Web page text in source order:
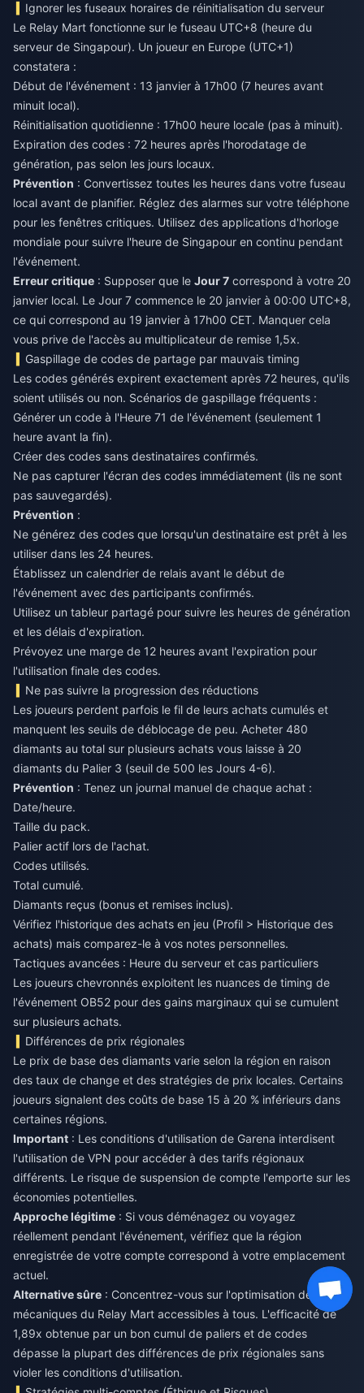
Ignorer les fuseaux horaires de réinitialisation du serveur
Le Relay Mart fonctionne sur le fuseau UTC+8 (heure du
serveur de Singapour). Un joueur en Europe (UTC+1)
constatera :
Début de l'événement : 13 janvier à 17h00 (7 heures avant
minuit local).
Réinitialisation quotidienne : 17h00 heure locale (pas à minuit).
Expiration des codes : 72 heures après l'horodatage de
génération, pas selon les jours locaux.
Prévention : Convertissez toutes les heures dans votre fuseau
local avant de planifier. Réglez des alarmes sur votre téléphone
pour les fenêtres critiques. Utilisez des applications d'horloge
mondiale pour suivre l'heure de Singapour en continu pendant
l'événement.
Erreur critique : Supposer que le Jour 7 correspond à votre 20
janvier local. Le Jour 7 commence le 20 janvier à 00:00 UTC+8,
ce qui correspond au 19 janvier à 17h00 CET. Manquer cela
vous prive de l'accès au multiplicateur de remise 1,5x.
Gaspillage de codes de partage par mauvais timing
Les codes générés expirent exactement après 72 heures, qu'ils
soient utilisés ou non. Scénarios de gaspillage fréquents :
Générer un code à l'Heure 71 de l'événement (seulement 1
heure avant la fin).
Créer des codes sans destinataires confirmés.
Ne pas capturer l'écran des codes immédiatement (ils ne sont
pas sauvegardés).
Prévention :
Ne générez des codes que lorsqu'un destinataire est prêt à les
utiliser dans les 24 heures.
Établissez un calendrier de relais avant le début de
l'événement avec des participants confirmés.
Utilisez un tableur partagé pour suivre les heures de génération
et les délais d'expiration.
Prévoyez une marge de 12 heures avant l'expiration pour
l'utilisation finale des codes.
Ne pas suivre la progression des réductions
Les joueurs perdent parfois le fil de leurs achats cumulés et
manquent les seuils de déblocage de peu. Acheter 480
diamants au total sur plusieurs achats vous laisse à 20
diamants du Palier 3 (seuil de 500 les Jours 4-6).
Prévention : Tenez un journal manuel de chaque achat :
Date/heure.
Taille du pack.
Palier actif lors de l'achat.
Codes utilisés.
Total cumulé.
Diamants reçus (bonus et remises inclus).
Vérifiez l'historique des achats en jeu (Profil > Historique des
achats) mais comparez-le à vos notes personnelles.
Tactiques avancées : Heure du serveur et cas particuliers
Les joueurs chevronnés exploitent les nuances de timing de
l'événement OB52 pour des gains marginaux qui se cumulent
sur plusieurs achats.
Différences de prix régionales
Le prix de base des diamants varie selon la région en raison
des taux de change et des stratégies de prix locales. Certains
joueurs signalent des coûts de base 15 à 20 % inférieurs dans
certaines régions.
Important : Les conditions d'utilisation de Garena interdisent
l'utilisation de VPN pour accéder à des tarifs régionaux
différents. Le risque de suspension de compte l'emporte sur les
économies potentielles.
Approche légitime : Si vous déménagez ou voyagez
réellement pendant l'événement, vérifiez que la région
enregistrée de votre compte correspond à votre emplacement
actuel.
Alternative sûre : Concentrez-vous sur l'optimisation des
mécaniques du Relay Mart accessibles à tous. L'efficacité de
1,89x obtenue par un bon cumul de paliers et de codes
dépasse la plupart des différences de prix régionales sans
violer les conditions d'utilisation.